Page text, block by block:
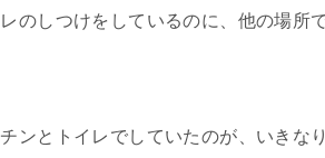
のしつけをしているのに、他の場所
ンとトイレでしていたのが、いきな